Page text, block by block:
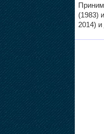
(1983)
2014)